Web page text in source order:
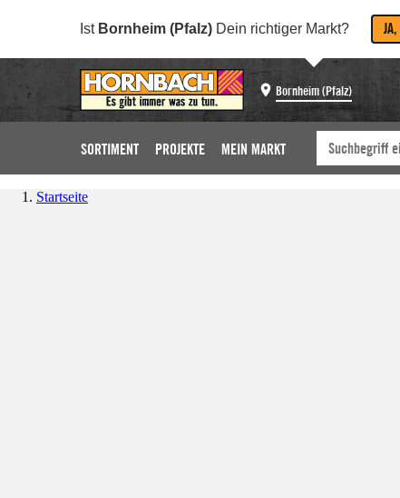
Ist Bornheim (Pfalz) Dein richtiger Markt?
Bornheim (Pfalz)
SORTIMENT PROJEKTE MEIN MARKT
Startseite